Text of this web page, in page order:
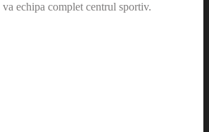
echipa complet centrul sportiv.